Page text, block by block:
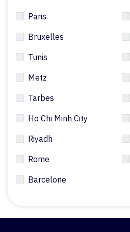
Paris
Bruxelles
Tunis
Metz
Tarbes
Ho Chi Minh City
Riyadh
Rome
Barcelone